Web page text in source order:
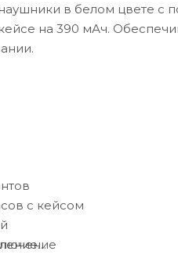
в белом цвете с
на 390 мАч.
с кейсом